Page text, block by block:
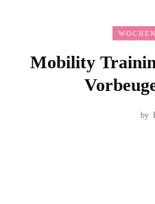
Mobility
by